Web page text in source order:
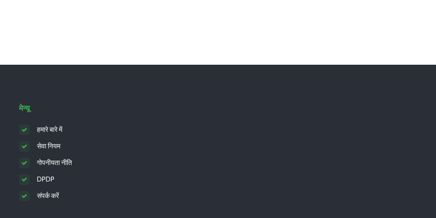
मेन्यू
हमारे बारे में
सेवा नियम
गोपनीयता नीति
DPDP
संपर्क करें